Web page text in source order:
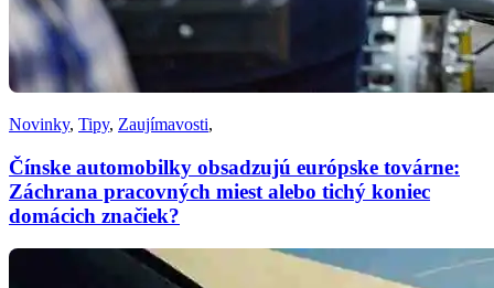
Novinky, Tipy, Zaujímavosti,
Čínske automobilky obsadzujú európske továrne:
Záchrana pracovných miest alebo tichý koniec
domácich značiek?